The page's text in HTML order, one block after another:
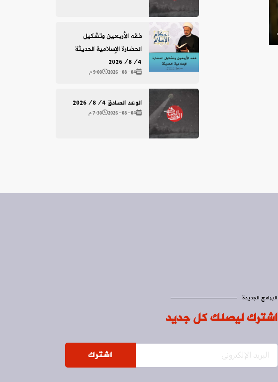
فقه الأربعين وتشكيل
الحضارة الإسلامية الحديثة
2026/8/4
2026-08-04 9:00 م
الوعد الصادق 2026/8/4
2026-08-04 7:30 م
البرامج الجديدة
اشترك ليصلك كل جديد
اشترك